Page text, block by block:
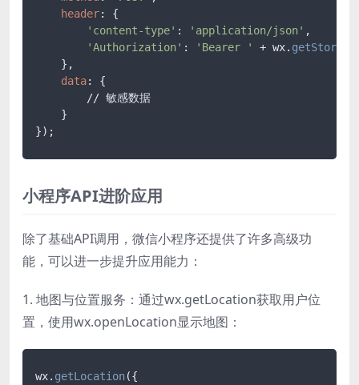
header: {
'content-type' : 'application/json' ,
'Authorization' : 'Bearer ' + wx.
    },
data: {
        // 敏感数据
    }
小程序API进阶应用
除了基础API调用，微信小程序还提供了许多高级功
能，可以进一步提升应用能力：
1. 地图与位置服务：通过wx.getLocation获取用户位
置，使用wx.openLocation显示地图：
wx. getLocation({